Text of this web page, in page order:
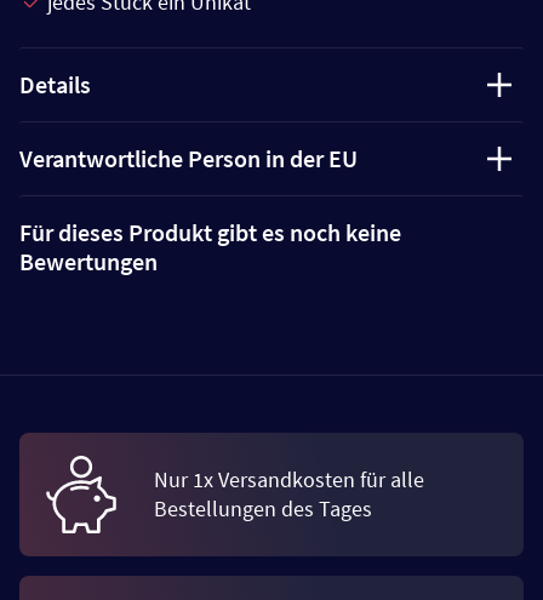
Details
Verantwortliche Person in der EU
Für dieses Produkt gibt es noch keine
Bewertungen
Nur 1x Versandkosten für alle
Bestellungen des Tages